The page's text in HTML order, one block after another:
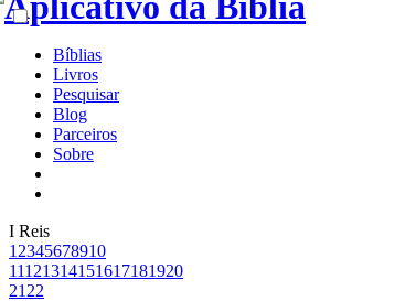
Bíblias
Livros
Pesquisar
Blog
Parceiros
Sobre
I Reis
1 2345678910
11121314151617181920
21 22